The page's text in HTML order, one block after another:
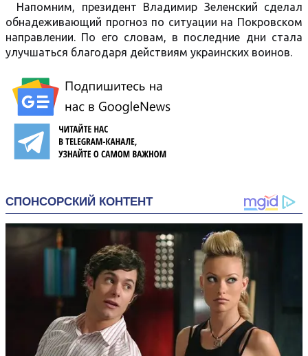
Напомним, президент Владимир Зеленский сделал
обнадеживающий прогноз по ситуации на Покровском
направлении. По его словам, в последние дни стала
улучшаться благодаря действиям украинских воинов.